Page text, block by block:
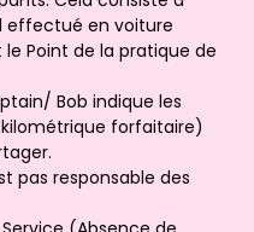
effectué en voiture
Point de la pratique de
Bob indique les
forfaitaire)
pas responsable des